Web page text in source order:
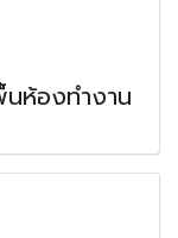
ห้องทำงาน